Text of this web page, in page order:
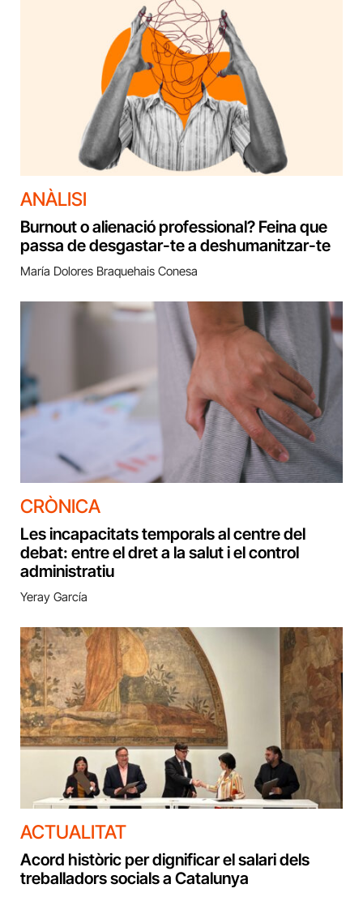
ANÀLISI
Burnout o alienació professional? Feina que
passa de desgastar-te a deshumanitzar-te
María Dolores Braquehais Conesa
CRÒNICA
Les incapacitats temporals al centre del
debat: entre el dret a la salut i el control
administratiu
Yeray García
ACTUALITAT
Acord històric per dignificar el salari dels
treballadors socials a Catalunya